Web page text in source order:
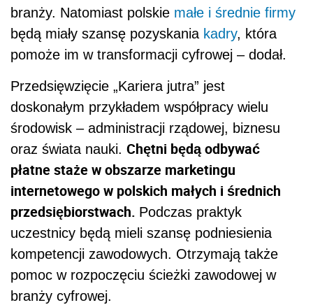
branży. Natomiast polskie małe i średnie firmy
będą miały szansę pozyskania kadry, która
pomoże im w transformacji cyfrowej – dodał.
Przedsięwzięcie „Kariera jutra” jest
doskonałym przykładem współpracy wielu
środowisk – administracji rządowej, biznesu
oraz świata nauki. Chętni będą odbywać
płatne staże w obszarze marketingu
internetowego w polskich małych i średnich
przedsiębiorstwach. Podczas praktyk
uczestnicy będą mieli szansę podniesienia
kompetencji zawodowych. Otrzymają także
pomoc w rozpoczęciu ścieżki zawodowej w
branży cyfrowej.